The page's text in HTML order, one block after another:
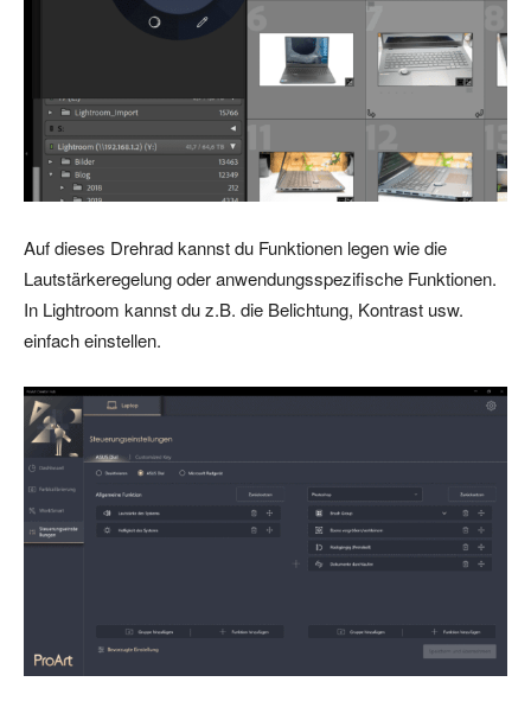
Auf dieses Drehrad kannst du Funktionen legen wie die
Lautstärkeregelung oder anwendungsspezifische Funktionen.
In Lightroom kannst du z.B. die Belichtung, Kontrast usw.
einfach einstellen.